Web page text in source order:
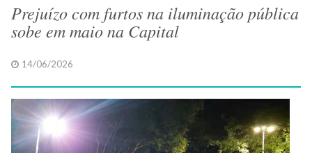
Prejuízo com furtos na iluminação pública
sobe em maio na Capital
14/06/2026